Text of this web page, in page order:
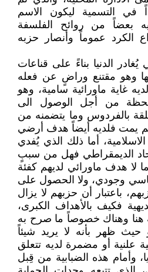
في التسمية ليكون الاسم
بعضاً من روائح الفلسفة
الكرد عموماً وأنصار حزبه
الدنيا بناءً على قناعات
وهو مقتنع وراضٍ عن فعله
غاية ماورائية سامية، وهو
من أجل الوصول الى
بالفردوس وما يتضمنه من
يمت فلديه أيضاً هدف أرضي
أما ذلك الذي يُفدي
الديمقراطي فهل من سببٍ
لا هدف ماورائي لديهم كفئة
وجودي، ولا الحصول على
باعتبار أن حزبهم لا يزال
فكيف بالأهداف الكبرى،
هنا وهناك خصوصاً ما صرح به
ظهر بأنه لا يريد شيئاً
علنية أو مضمرة لديه تتعلق
وأمام هذه الضبابية من قِبل